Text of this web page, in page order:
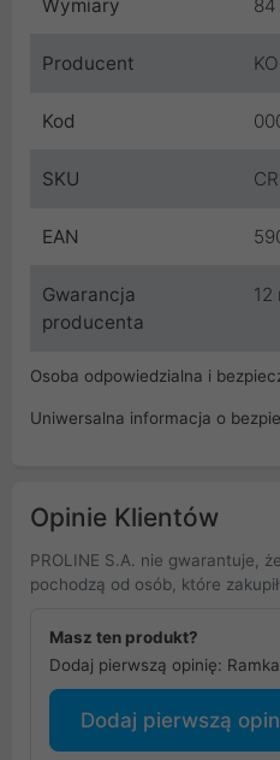
Wymiary 84
Producent
Kod
SKU
EAN
Gwarancja
producenta
12
Osoba odpowiedzialna i
Uniwersalna informacja o
Opinie Klientów
PROLINE S.A. nie gwarantuje,
pochodzą od osób, które
Masz ten produkt?
Dodaj pierwszą opinię:
Dodaj pierwszą